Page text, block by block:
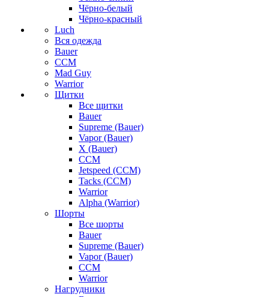
Чёрно-белый
Чёрно-красный
Luch
Вся одежда
Bauer
CCM
Mad Guy
Warrior
Щитки
Все щитки
Bauer
Supreme (Bauer)
Vapor (Bauer)
X (Bauer)
CCM
Jetspeed (CCM)
Tacks (CCM)
Warrior
Alpha (Warrior)
Шорты
Все шорты
Bauer
Supreme (Bauer)
Vapor (Bauer)
CCM
Warrior
Нагрудники